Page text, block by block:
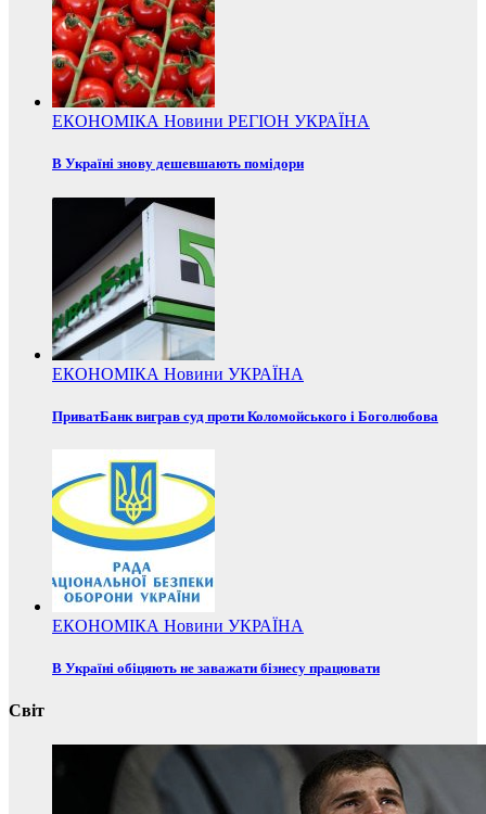
ЕКОНОМІКА Новини РЕГІОН УКРАЇНА
В Україні знову дешевшають помідори
ЕКОНОМІКА Новини УКРАЇНА
ПриватБанк виграв суд проти Коломойського і Боголюбова
ЕКОНОМІКА Новини УКРАЇНА
В Україні обіцяють не заважати бізнесу працювати
Світ